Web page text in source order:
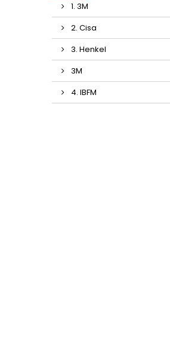
1. 3M
2. Cisa
3. Henkel
3M
4. IBFM